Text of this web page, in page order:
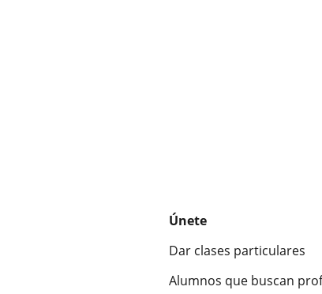
Únete
Dar clases particulares
Alumnos que buscan